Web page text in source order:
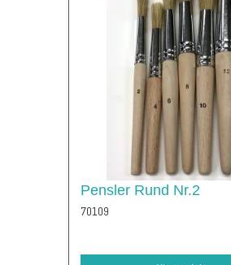
Pensler Rund Nr.2
70109